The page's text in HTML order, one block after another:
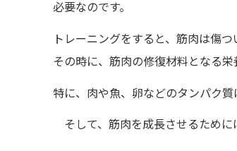
必要なのです。
トレーニングをすると、筋肉は傷
その時に、筋肉の修復材料となる栄
特に、 肉や魚、卵などのタンパク質
そして、筋肉を成長させるために